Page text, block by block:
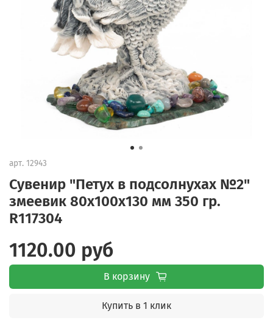
арт. 12943
Сувенир "Петух в подсолнухах №2"
змеевик 80х100х130 мм 350 гр.
R117304
1120.00 руб
В корзину
Купить в 1 клик